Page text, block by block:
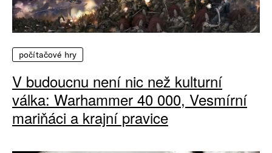
počítačové hry
V budoucnu není nic než kulturní
válka: Warhammer 40 000, Vesmírní
mariňáci a krajní pravice